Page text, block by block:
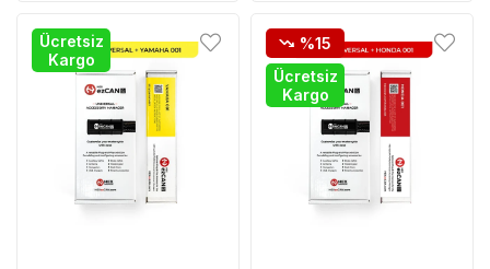
Ücretsiz
Kargo
%15
Ücretsiz
Kargo